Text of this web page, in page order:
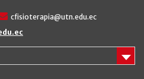
cfisioterapia@utn.edu.ec